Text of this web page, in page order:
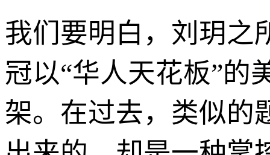
我们要明白，刘玥之
冠以“华人天花板”的
架。在过去，类似的